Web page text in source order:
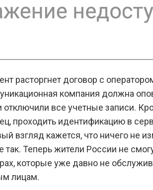
расторгнет договор с
компания должна
все учетные записи.
проходить идентификацию в
взгляд кажется, что ничего не
Теперь жители России не
которые уже давно не
лицам.